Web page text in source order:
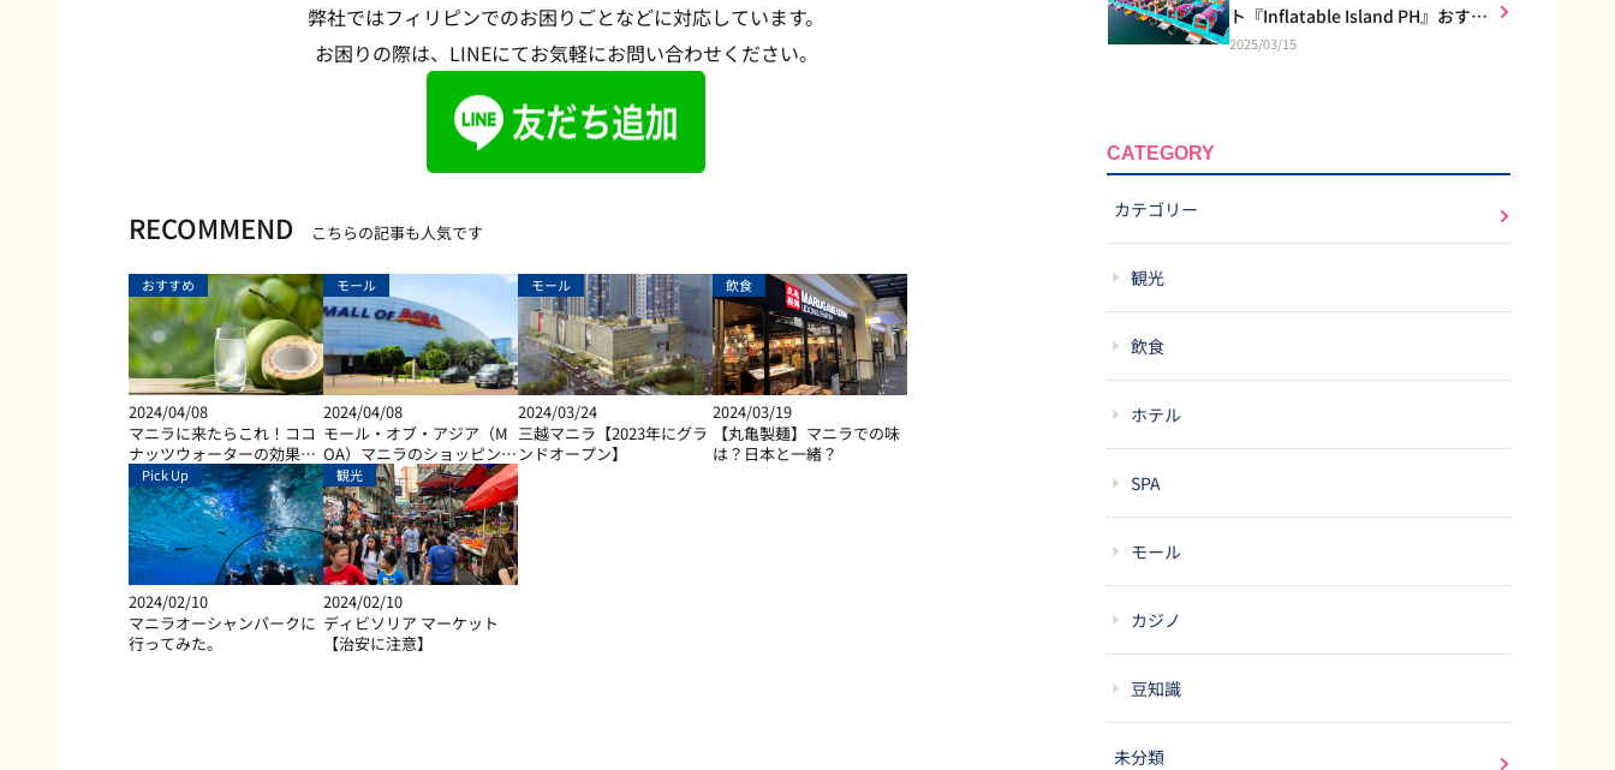
弊社ではフィリピンでのお困りごとなどに対応しています。
お困りの際は、LINEにてお気軽にお問い合わせください。
RECOMMEND こちらの記事も人気です
おすすめ
2024/04/08
マニラに来たらこれ！ココ
ナッツウォーターの効果と
は？
モール
2024/04/08
モール・オブ・アジア（M
OA）マニラのショッピン
グ、ダイニング、エンター
テイメントなど総合施設
モール
2024/03/24
三越マニラ【2023年にグラ
ンドオープン】
飲食
2024/03/19
【丸亀製麺】マニラでの味
は？日本と一緒？
Pick Up
2024/02/10
マニラオーシャンパークに
行ってみた。
観光
2024/02/10
ディビソリア マーケット
【治安に注意】
ト『Inflatable Island PH』おすす
め南国バカンス！
2025/03/15
CATEGORY
カテゴリー
観光
飲食
ホテル
SPA
モール
カジノ
豆知識
未分類